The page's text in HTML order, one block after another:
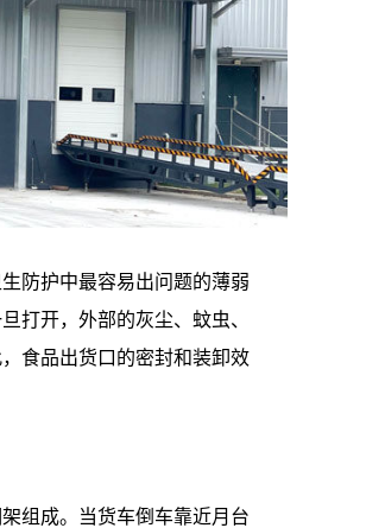
防护中最容易出问题的薄弱
打开，外部的灰尘、蚊虫、
食品出货口的密封和装卸效
组成。当货车倒车靠近月台